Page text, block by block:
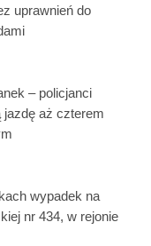
uprawnień do
– policjanci
jazdę aż czterem
wypadek na
nr 434, w rejonie